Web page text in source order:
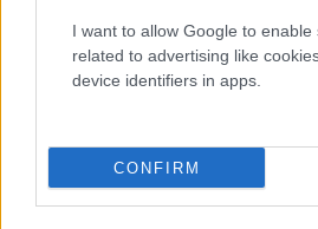
I want to allow Google to enable
related to advertising like
device identifiers in apps.
CONFIRM
FLASH FOCUS